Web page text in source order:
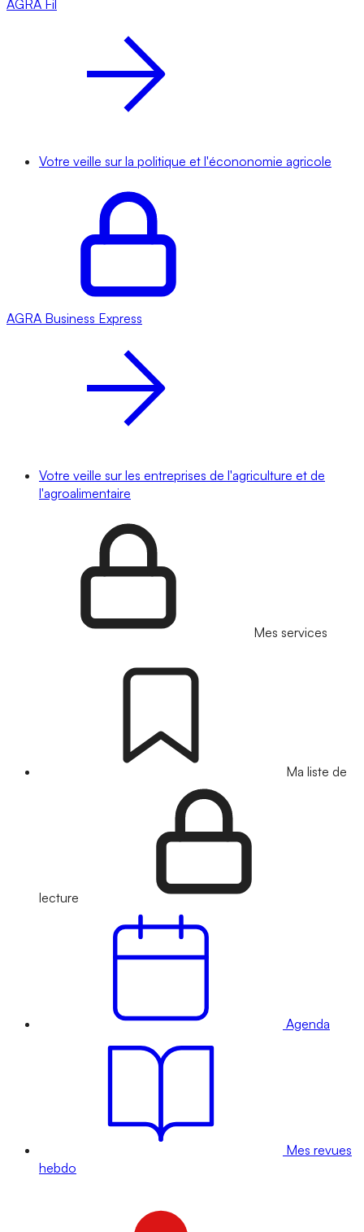
AGRA Fil
Votre veille sur la politique et l'écononomie agricole
AGRA Business Express
Votre veille sur les entreprises de l'agriculture et de
l'agroalimentaire
Mes services
Ma liste de
lecture
Agenda
Mes revues
hebdo